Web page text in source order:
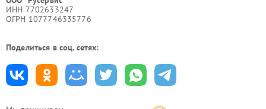
ИНН 7702633247
ОГРН 1077746335776
Поделиться в соц. сетях: